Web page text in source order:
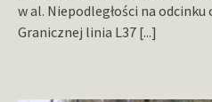
w al. Niepodległości na odcinku
Granicznej linia L37 [...]